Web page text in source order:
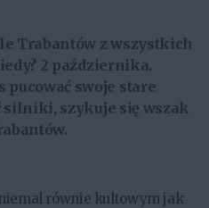
Trabantów z wszystkich
2 października.
pucować swoje stare
szykuje się wszak
równie kultowym jak